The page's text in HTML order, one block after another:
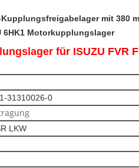
mit 380
6HK1 Motorkupplungslager
für ISUZU FVR
31310026-0
LKW